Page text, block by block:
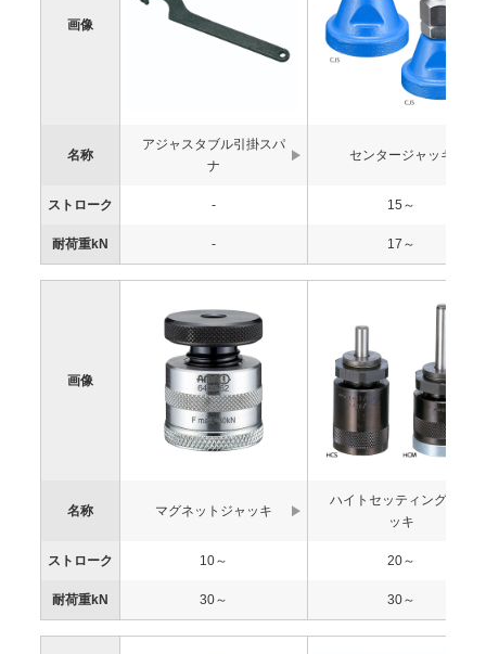
画像
名称
アジャスタブル引掛スパ
ナ
センタージャッキ
ストローク - 15～
耐荷重kN - 17～
画像
名称 マグネットジャッキ
ハイトセッティングジャ
ッキ
ストローク 10～ 20～
耐荷重kN 30～ 30～